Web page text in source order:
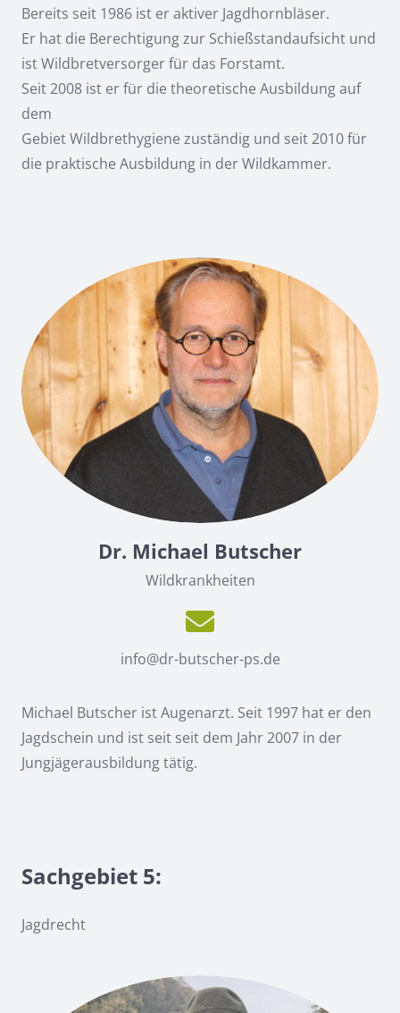
Bereits seit 1986 ist er aktiver Jagdhornbläser.
Er hat die Berechtigung zur Schießstandaufsicht und
ist Wildbretversorger für das Forstamt.
Seit 2008 ist er für die theoretische Ausbildung auf
dem
Gebiet Wildbrethygiene zuständig und seit 2010 für
die praktische Ausbildung in der Wildkammer.
Dr. Michael Butscher
Wildkrankheiten
info@dr-butscher-ps.de
Michael Butscher ist Augenarzt. Seit 1997 hat er den
Jagdschein und ist seit seit dem Jahr 2007 in der
Jungjägerausbildung tätig.
Sachgebiet 5:
Jagdrecht